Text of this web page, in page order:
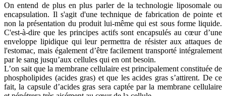
On entend de plus en plus parler de la technologie liposomale ou
encapsulation. Il s'agit d'une technique de fabrication de pointe et
non la présentation du produit lui-même qui est sous forme liquide.
C'est-à-dire que les principes actifs sont encapsulés au cœur d’une
enveloppe lipidique qui leur permettra de résister aux attaques de
l'estomac, mais également d’être facilement transporté intégralement
par le sang jusqu’aux cellules qui en ont besoin.
L’on sait que la membrane cellulaire est principalement constituée de
phospholipides (acides gras) et que les acides gras s’attirent. De ce
fait, la capsule d’acides gras sera captée par la membrane cellulaire